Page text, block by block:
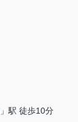
」駅 徒歩10分